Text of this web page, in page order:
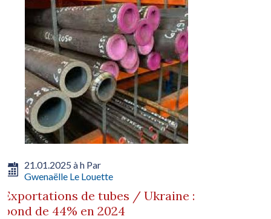
21.01.2025 à h Par
Gwenaëlle Le Louette
Exportations de tubes / Ukraine :
bond de 44% en 2024